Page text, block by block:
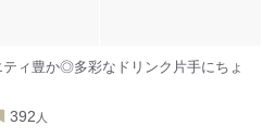
ィ豊か◎多彩なドリンク片手にちょ
392 人